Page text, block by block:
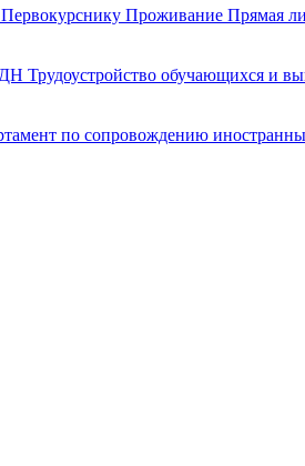
Первокурснику Проживание Прямая
Трудоустройство обучающихся и
по сопровождению